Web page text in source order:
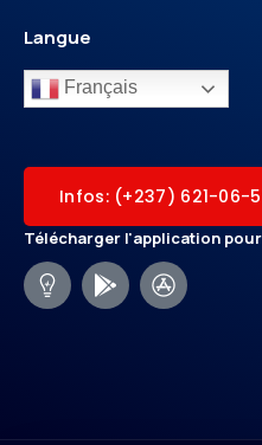
Langue
Français
Infos: (+237) 621-06-
Télécharger l'application